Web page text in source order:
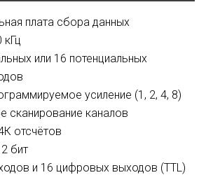
плата сбора данных
или 16 потенциальных
усиление (1, 2, 4, 8)
сканирование каналов
отсчётов
бит
и 16 цифровых выходов (TTL)